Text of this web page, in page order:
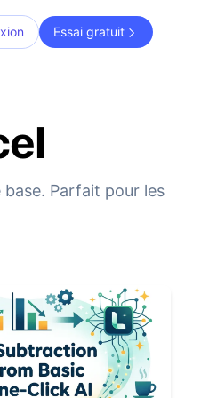
Essai gratuit
Parfait pour les